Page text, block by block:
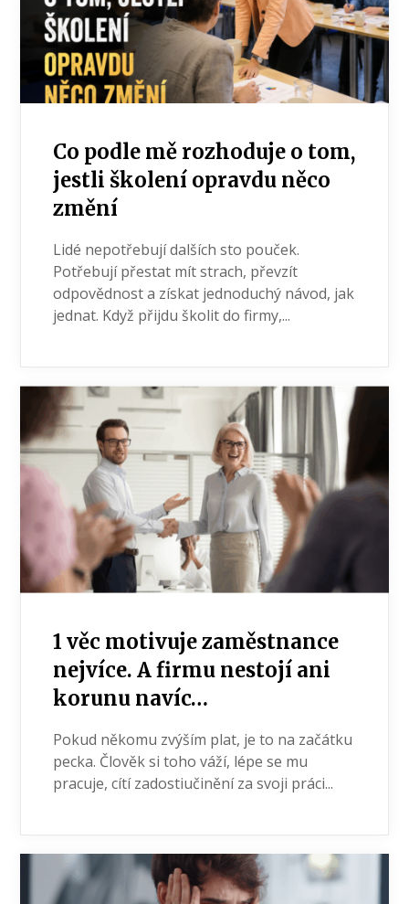
Co podle mě rozhoduje o tom,
jestli školení opravdu něco
změní
Lidé nepotřebují dalších sto pouček.
Potřebují přestat mít strach, převzít
odpovědnost a získat jednoduchý návod, jak
jednat. Když přijdu školit do firmy,...
1 věc motivuje zaměstnance
nejvíce. A firmu nestojí ani
korunu navíc…
Pokud někomu zvýším plat, je to na začátku
pecka. Člověk si toho váží, lépe se mu
pracuje, cítí zadostiučinění za svoji práci...